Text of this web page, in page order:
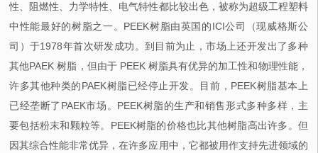
性、阻燃性、力学特性、电气特性都比较出色，被称为超级工程塑料
中性能最好的树脂之一。PEEK树脂由英国的ICI公司（现威格斯公
司）于1978年首次研发成功。到目前为止，市场上还开发出了多种
其他PAEK 树脂，但由于 PEEK 树脂具有优异的加工性和物理性能，
许多其他种类的PAEK树脂已经停止开发。目前，PEEK树脂基本上
已经垄断了PAEK市场。PEEK树脂的生产和销售形式多种多样，主
要包括粉末和颗粒等。PEEK树脂的价格也比其他树脂高出许多。但
因其综合性能非常优异，在许多应用中，它都被用作支持先进领域的